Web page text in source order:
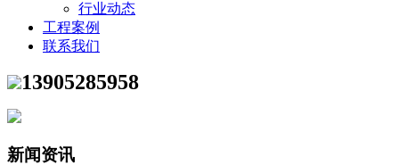
行业动态
工程案例
联系我们
13905285958
新闻资讯